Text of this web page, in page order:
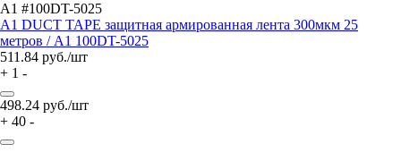
A1 #100DT-5025
A1 DUCT TAPE защитная армированная лента 300мкм 25
метров / A1 100DT-5025
511.84 руб./шт
+ 1 -
498.24 руб./шт
+ 40 -